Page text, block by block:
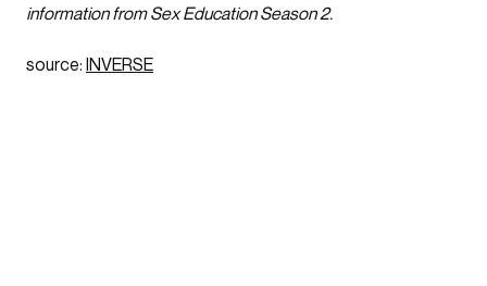
information from Sex Education Season 2.
source: INVERSE